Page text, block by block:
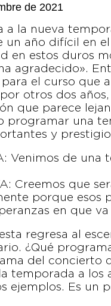
de 2021
a la nueva
un año difícil en
en estos duros
agradecido».
el curso que
otros dos
que parece
programar una
y
Venimos de
Creemos que
porque esos
en que
regresa al
¿Qué
del concierto
temporada a los
ejemplos. Es un